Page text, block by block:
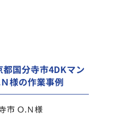
国分寺市4DKマン
様の作業事例
市 Ｏ.Ｎ様